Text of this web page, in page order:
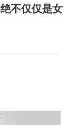
不仅仅是女